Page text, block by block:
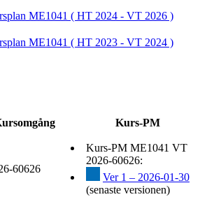
ME1041 ( HT 2024 - VT 2026 )
ME1041 ( HT 2023 - VT 2024 )
Kurs-PM
60626
Kurs-PM ME1041 VT
2026-60626:
Ver 1 – 2026-01-30
(senaste versionen)